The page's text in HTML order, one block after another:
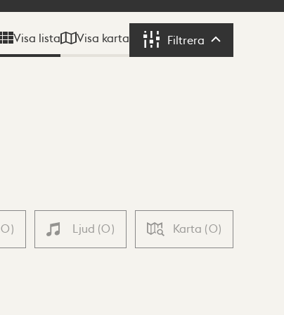
Visa lista Visa karta Filtrera Filtrera
0) Ljud (0) Karta (0)